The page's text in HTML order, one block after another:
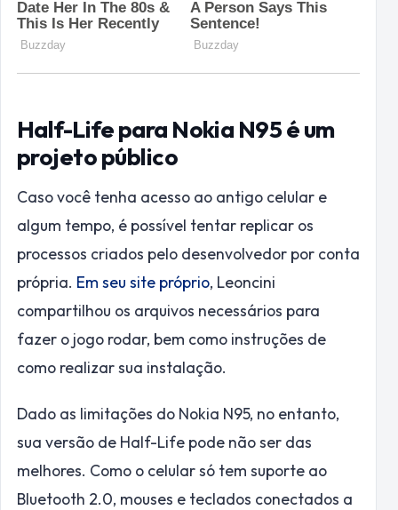
Half-Life para Nokia N95 é um
projeto público
Caso você tenha acesso ao antigo celular e
algum tempo, é possível tentar replicar os
processos criados pelo desenvolvedor por conta
própria. Em seu site próprio, Leoncini
compartilhou os arquivos necessários para
fazer o jogo rodar, bem como instruções de
como realizar sua instalação.
Dado as limitações do Nokia N95, no entanto,
sua versão de Half-Life pode não ser das
melhores. Como o celular só tem suporte ao
Bluetooth 2.0, mouses e teclados conectados a